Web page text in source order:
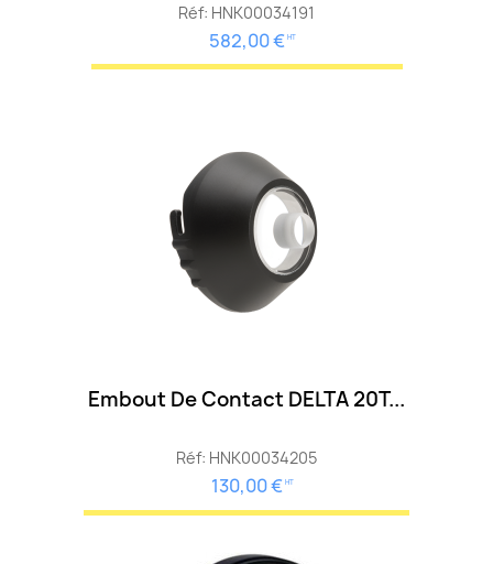
Réf: HNK00034191
582,00 € HT
Embout De Contact DELTA 20T...
Réf: HNK00034205
130,00 € HT